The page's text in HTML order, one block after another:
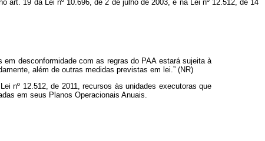
art. 19 da Lei nº 10.696, de 2 de julho de 2003, e na Lei nº 12.512, de 14
desconformidade com as regras do PAA estará sujeita à
além de outras medidas previstas em lei.” (NR)
nº 12.512, de 2011, recursos às unidades executoras que
em seus Planos Operacionais Anuais.